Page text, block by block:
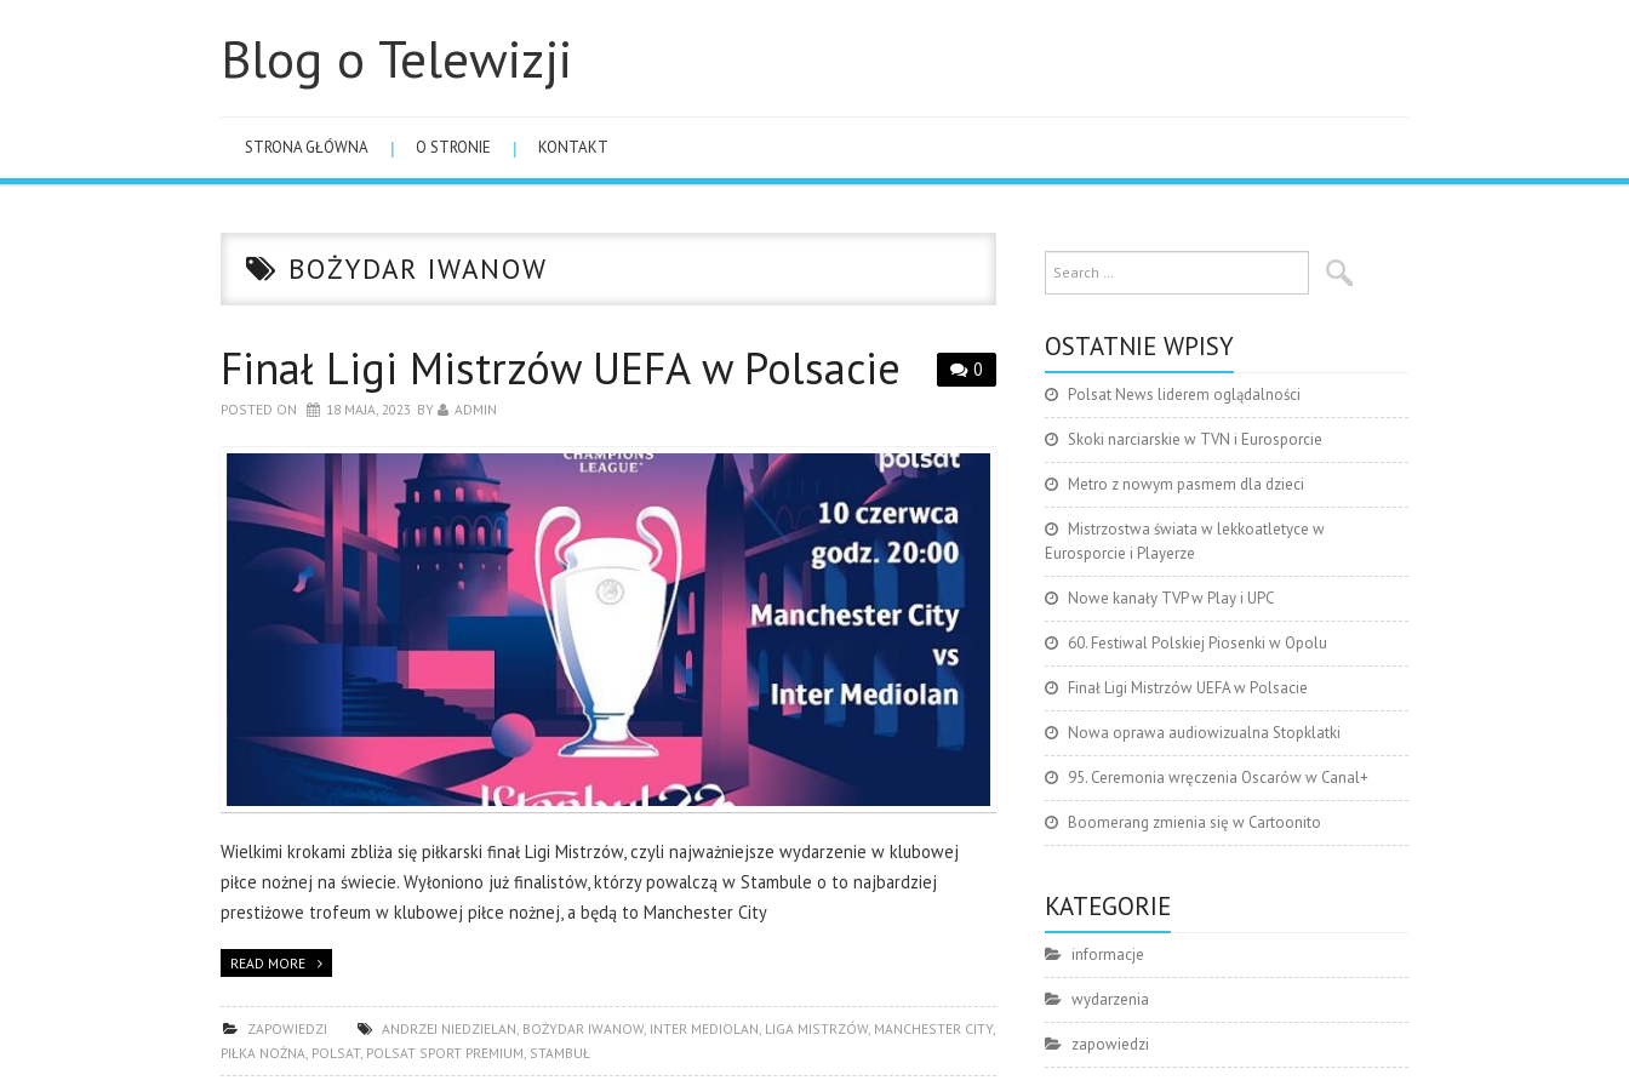
Blog o Telewizji
STRONA GŁÓWNA O STRONIE KONTAKT
BOŻYDAR IWANOW
0
Finał Ligi Mistrzów UEFA w Polsacie
POSTED ON 18 MAJA, 2023 BY ADMIN
Wielkimi krokami zbliża się piłkarski finał Ligi Mistrzów, czyli najważniejsze wydarzenie w klubowej
piłce nożnej na świecie. Wyłoniono już finalistów, którzy powalczą w Stambule o to najbardziej
prestiżowe trofeum w klubowej piłce nożnej, a będą to Manchester City
READ MORE
ZAPOWIEDZI ANDRZEJ NIEDZIELAN BOŻYDAR IWANOW, INTER MEDIOLAN LIGA MISTRZÓW, MANCHESTER CITY,
PIŁKA NOŻNA POLSAT, POLSAT SPORT PREMIUM STAMBUŁ
OSTATNIE WPISY
Polsat News liderem oglądalności
Skoki narciarskie w TVN i Eurosporcie
Metro z nowym pasmem dla dzieci
Mistrzostwa świata w lekkoatletyce w
Eurosporcie i Playerze
Nowe kanały TVP w Play i UPC
60. Festiwal Polskiej Piosenki w Opolu
Finał Ligi Mistrzów UEFA w Polsacie
Nowa oprawa audiowizualna Stopklatki
95. Ceremonia wręczenia Oscarów w Canal+
Boomerang zmienia się w Cartoonito
KATEGORIE
informacje
wydarzenia
zapowiedzi